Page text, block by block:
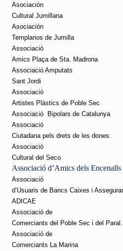
Asociación
Cultural Jumillana
Asociación
Templarios de Jumilla
Associació
Amics Plaça de Sta. Madrona
Associació Amputats
Sant Jordi
Associació
Artistes Plàstics de Poble Sec
Associació
Bipolars de Catalunya
Associació
Ciutadana pels drets de les dones.
Associació
Cultural del Seco
Associació d’Amics dels Encenalls
Associació
d’Usuaris de Bancs Caixes i
ADICAE
Associació de
Comerciants del Poble Sec i del
Associació de
Comerciants La Marina